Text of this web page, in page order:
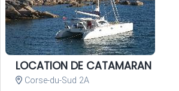
LOCATION DE CATAMARAN
Corse-du-Sud 2A